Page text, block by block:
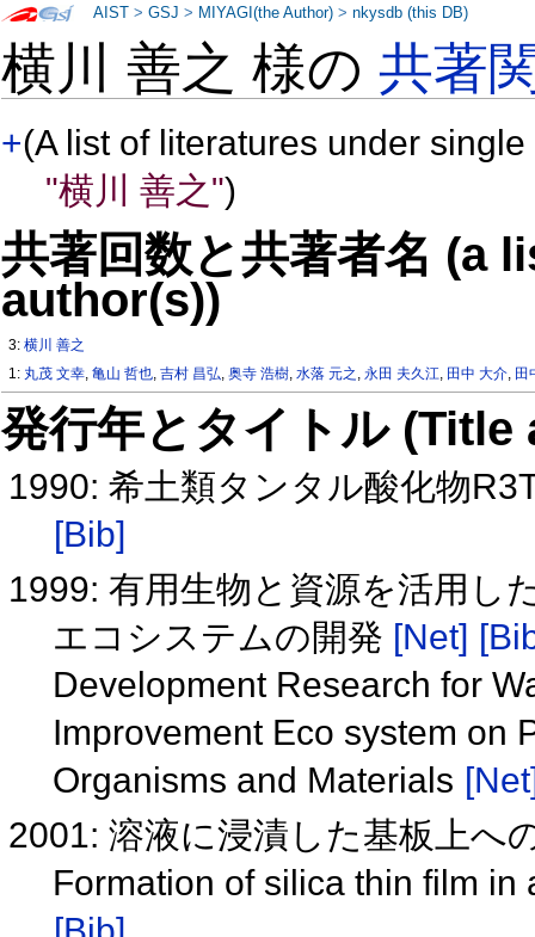
横川 善之 様の共著
+(A list of literatures under
"横川 善之")
共著回数と共著者名 (a
author(s))
3:横川 善之
1: 丸茂 文幸,亀山 哲也,吉村 昌弘,奥寺 浩樹,水落 元之 ,永田 夫久江, 田中 大介, 田
発行年とタイトル
1990: 希土類タンタル酸化物
[Bib]
1999: 有用生物と資源を活用し
エコシステムの開発 [Net]
Development Research for
Improvement Eco system on
Organisms and Materials
2001: 溶液に浸漬した基板上へ
Formation of silica thin film
AIST >GSJ > MIYAGI(the Author) >nkysdb (this DB)